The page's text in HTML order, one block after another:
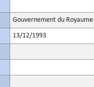
Gouvernement du
13/12/1993